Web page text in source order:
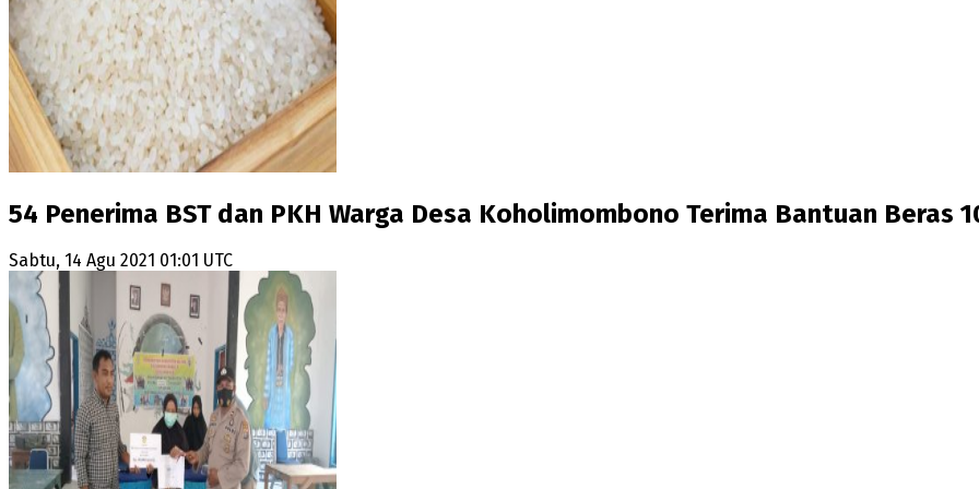
54 Penerima BST dan PKH Warga Desa Koholimombono Terima Bantuan Beras
Sabtu, 14 Agu 2021 01:01 UTC